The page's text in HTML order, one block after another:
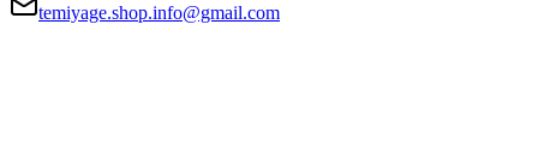
temiyage.shop.info@gmail.com